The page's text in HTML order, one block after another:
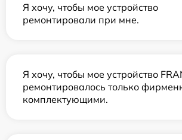
Я хочу, чтобы мое устройство
ремонтировали при мне.
Я хочу, чтобы мое устройство
ремонтировалось только
комплектующими.